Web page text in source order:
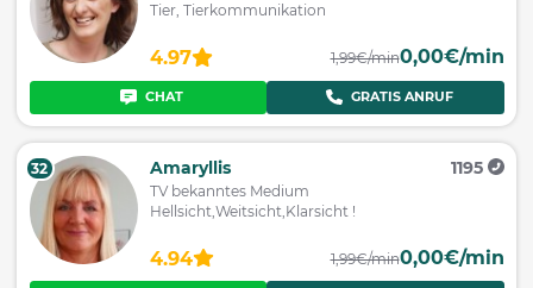
Tier, Tierkommunikation
4.97 1,99€/min0,00€/min
CHAT GRATIS ANRUF
32 Amaryllis 1195
TV bekanntes Medium
Hellsicht,Weitsicht,Klarsicht !
4.94 1,99€/min0,00€/min